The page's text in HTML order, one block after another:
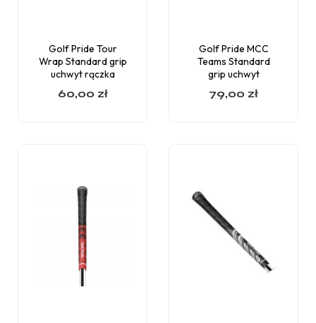
Golf Pride Tour
Wrap Standard grip
uchwyt rączka
60,00 zł
Golf Pride MCC
Teams Standard
grip uchwyt
79,00 zł